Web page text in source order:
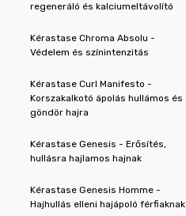
regeneráló és kalciumeltávolító
Kérastase Chroma Absolu -
Védelem és színintenzitás
Kérastase Curl Manifesto -
Korszakalkotó ápolás hullámos és
göndör hajra
Kérastase Genesis - Erősítés,
hullásra hajlamos hajnak
Kérastase Genesis Homme -
Hajhullás elleni hajápoló férfiaknak